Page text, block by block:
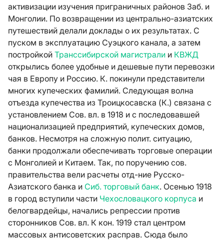
активизации изучения приграничных районов Заб. и
Монголии. По возвращении из центрально-азиатских
путешествий делали доклады о их результатах. С
пуском в эксплуатацию Суэцкого канала, а затем
постройкой Транссибирской магистрали и КВЖД
открылись более удобные и дешевые пути перевозки
чая в Европу и Россию. К. покинули представители
многих купеческих фамилий. Следующая волна
отъезда купечества из Троицкосавска (К.) связана с
установлением Сов. вл. в 1918 и с последовавшей
национализацией предприятий, купеческих домов,
банков. Несмотря на сложную полит. ситуацию,
банки продолжали обеспечивать торговые операции
с Монголией и Китаем. Так, по поручению сов.
правительства вели расчеты отд-ние Русско-
Азиатского банка и Сиб. торговый банк. Осенью 1918
в город вступили части Чехословацкого корпуса и
белогвардейцы, начались репрессии против
сторонников Сов. вл. К кон. 1919 стал центром
массовых антисоветских расправ. Сюда было